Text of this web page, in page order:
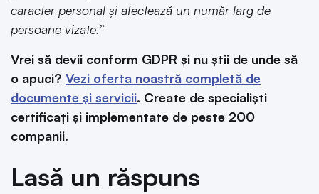
caracter personal şi afectează un număr larg de
persoane vizate.”
Vrei să devii conform GDPR și nu știi de unde să
o apuci? Vezi oferta noastră completă de
documente și servicii. Create de specialiști
certificați și implementate de peste 200
companii.
Lasă un răspuns